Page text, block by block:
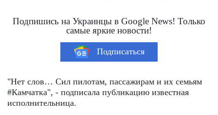
Подпишись на Украинцы в Google News! Только
самые яркие новости!
Подписаться
"Нет слов… Сил пилотам, пассажирам и их семьям
#Камчатка", - подписала публикацию известная
исполнительница.